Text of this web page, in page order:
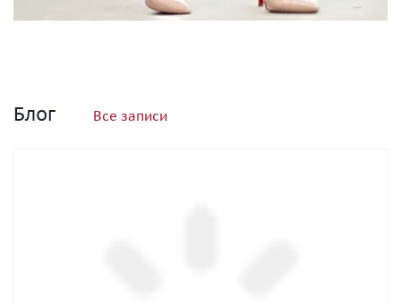
Блог Все записи